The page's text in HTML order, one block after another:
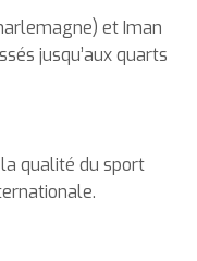
et Iman
jusqu’aux quarts
qualité du sport